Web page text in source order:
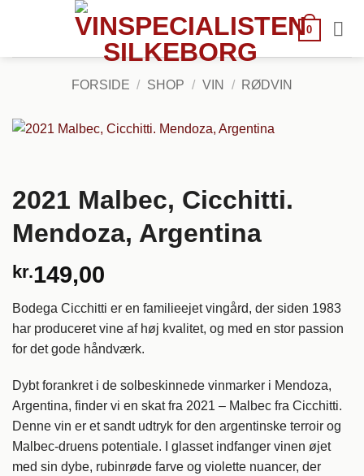
0
FORSIDE / SHOP / VIN / RØDVIN
2021 Malbec, Cicchitti.
Mendoza, Argentina
kr.149,00
Bodega Cicchitti er en familieejet vingård, der siden 1983
har produceret vine af høj kvalitet, og med en stor passion
for det gode håndværk.
Dybt forankret i de solbeskinnede vinmarker i Mendoza,
Argentina, finder vi en skat fra 2021 – Malbec fra Cicchitti.
Denne vin er et sandt udtryk for den argentinske terroir og
Malbec-druens potentiale. I glasset indfanger vinen øjet
med sin dybe, rubinrøde farve og violette nuancer, der